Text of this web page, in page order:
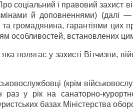
соціальний і правовий захист
й доповненнями) (далі —
громадянина, гарантіями цих
особливостей, встановлених
полягає у захисті Вітчизни,
(крім
у рік на санаторно-
базах Міністерства